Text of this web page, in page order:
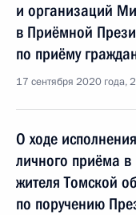
и организаций
в Приёмной
по приёму
17 сентября 2020 года,
О ходе
личного приёма
жителя Томской
по поручению